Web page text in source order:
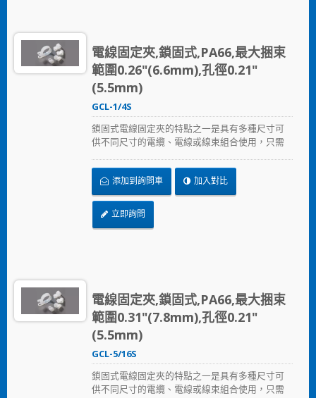
電線固定夾,鎖固式,PA66,最大捆束
範圍0.26"(6.6mm),孔徑0.21"
(5.5mm)
GCL-1/4S
鎖固式電線固定夾的特點之一是具有多種尺寸可
供不同尺寸的電纜、電線或線束組合使用，只需
添加到詢問車 加入對比
立即詢問
電線固定夾,鎖固式,PA66,最大捆束
範圍0.31"(7.8mm),孔徑0.21"
(5.5mm)
GCL-5/16S
鎖固式電線固定夾的特點之一是具有多種尺寸可
供不同尺寸的電纜、電線或線束組合使用，只需